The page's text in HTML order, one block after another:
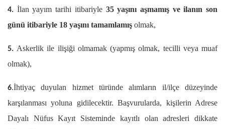
4. İlan yayım tarihi itibariyle 35 yaşını aşmamış ve ilanın son
günü itibariyle 18 yaşını tamamlamış olmak,
5. Askerlik ile ilişiği olmamak (yapmış olmak, tecilli veya muaf
olmak),
6.İhtiyaç duyulan hizmet türünde alımların il/ilçe düzeyinde
karşılanması yoluna gidilecektir. Başvurularda, kişilerin Adrese
Dayalı Nüfus Kayıt Sisteminde kayıtlı olan adresleri dikkate